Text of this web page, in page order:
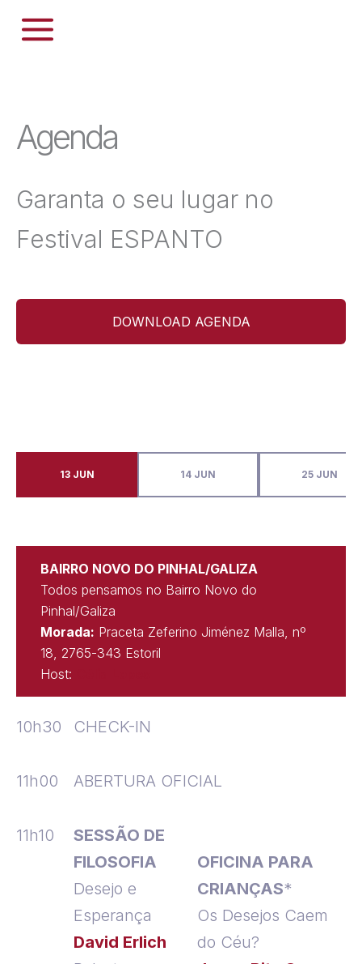
Agenda
Garanta o seu lugar no
Festival ESPANTO
DOWNLOAD AGENDA
13 JUN 14 JUN 25 JUN
BAIRRO NOVO DO PINHAL/GALIZA
Todos pensamos no Bairro Novo do
Pinhal/Galiza
Morada: Praceta Zeferino Jiménez Malla, nº
18, 2765-343 Estoril
Host:
10h30 CHECK-IN
11h00 ABERTURA OFICIAL
11h10
SESSÃO DE
FILOSOFIA
Desejo e
Esperança
David Erlich
OFICINA PARA
CRIANÇAS*
Os Desejos Caem
do Céu?